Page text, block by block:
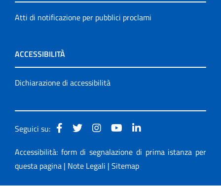
Atti di notificazione per pubblici proclami
ACCESSIBILITÀ
Dichiarazione di accessibilità
Seguici su:
Accessibilità: form di segnalazione di prima istanza per
questa pagina | Note Legali | Sitemap